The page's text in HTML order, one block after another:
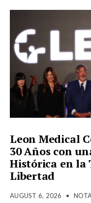
Leon Medical
30 Años con
Histórica en la
Libertad
AUGUST 6, 2026 •